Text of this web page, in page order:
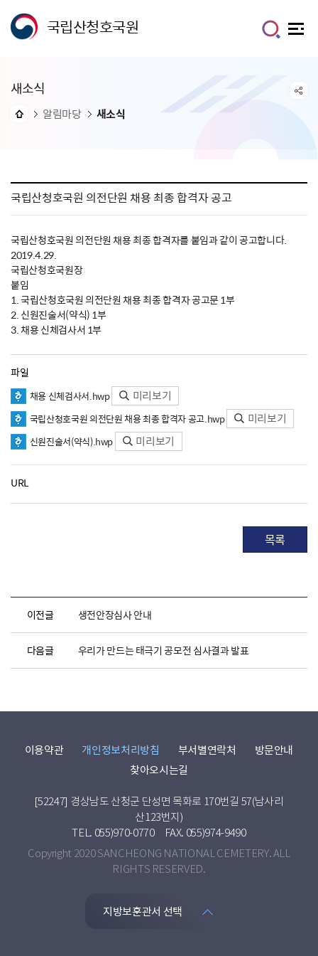
국립산청호국원
새소식
알림마당 새소식
국립산청호국원 의전단원 채용 최종 합격자 공고
국립산청호국원 의전단원 채용 최종 합격자를 붙임과 같이 공고합니다.
2019.4.29.
국립산청호국원장
붙임
1. 국립산청호국원 의전단원 채용 최종 합격자 공고문 1부
2. 신원진술서(약식) 1부
3. 채용 신체검사서 1부
파일
채용 신체검사서.hwp 미리보기
국립산청호국원 의전단원 채용 최종 합격자 공고.hwp 미리보기
신원진술서(약식).hwp 미리보기
URL
목록
이전글 생전안장심사 안내
다음글 우리가 만드는 태극기 공모전 심사결과 발표
이용약관 개인정보처리방침 부서별연락처
방문안내
찾아오시는길
[52247] 경상남도 산청군 단성면 목화로 170번길 57(남사리
산123번지)
TEL. 055)970-0770
FAX. 055)974-9490
Copyright 2020 SANCHEONG NATIONAL CEMETERY. ALL
RIGHTS RESERVED.
지방보훈관서 선택